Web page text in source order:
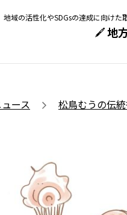
地域の活性化やSDGsの達成に向けた
地
ース 松鳥むうの伝